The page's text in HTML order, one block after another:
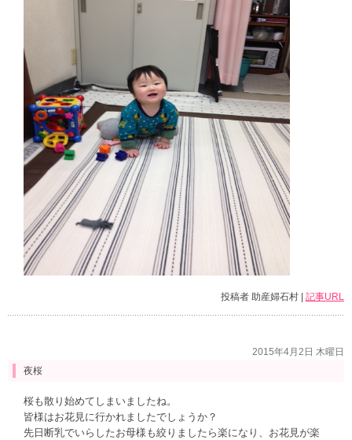
投稿者 助産婦石村 | 記事URL
2015年4月2日 木曜日
夜桜
桜も散り始めてしまいましたね。
皆様はお花見に行かれましたでしょうか？
先日断乳でいらしたお母様も絞りましたら楽になり、お花見が楽